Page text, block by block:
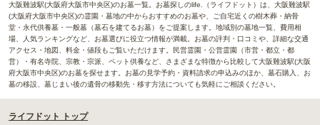
大阪難波駅(大阪府大阪市中央区)のお墓一覧。お墓探しのlife.（ライフドット）は、大阪難波駅
(大阪府大阪市中央区)の霊園・墓地の中からおすすめのお墓や、ご自宅近くの樹木葬・納骨
堂・永代供養墓・一般墓（墓石を建てるお墓）をご提案します。地域別の墓地一覧、費用相
場、人気ランキングなど、お墓選びに役立つ情報が満載。お墓の評判・口コミや、詳細な交通
アクセス・地図、料金・値段もご覧いただけます。民営霊園・公営霊園（市営・都立・都
営）・有名寺院、宗教・宗派、ペット供養など、さまざまな特徴から比較して大阪難波駅(大阪
府大阪市中央区)のお墓を探せます。お墓の見学予約・資料請求の申込みのほか、墓石購入、お
墓の移設、墓じまい後の遺骨の移動先・移す方法についても気軽にご相談ください。
ライフドット トップ